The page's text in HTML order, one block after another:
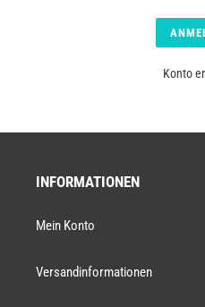
Konto
INFORMATIONEN
Mein Konto
Versandinformationen